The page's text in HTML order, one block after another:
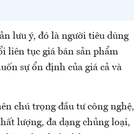
lưu ý, đó là người tiêu dùng
liên tục giá bán sản phẩm
sự ổn định của giá cả và
chú trọng đầu tư công nghệ,
lượng, đa dạng chủng loại,